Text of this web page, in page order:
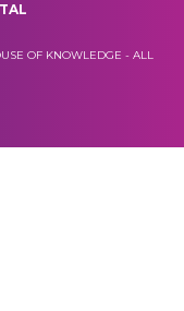
OF KNOWLEDGE - ALL